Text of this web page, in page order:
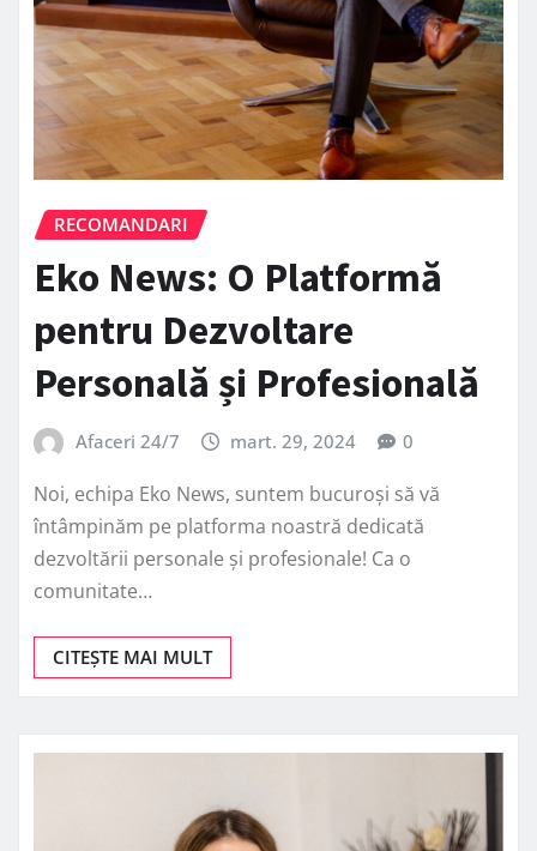
RECOMANDARI
Eko News: O Platformă
pentru Dezvoltare
Personală și Profesională
Afaceri 24/7 mart. 29, 2024 0
Noi, echipa Eko News, suntem bucuroși să vă
întâmpinăm pe platforma noastră dedicată
dezvoltării personale și profesionale! Ca o
comunitate…
CITEȘTE MAI MULT